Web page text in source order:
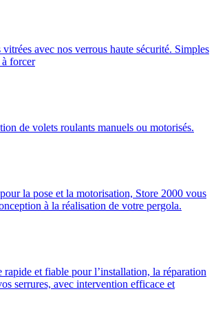
avec nos verrous haute sécurité. Simples
à forcer
de volets roulants manuels ou motorisés.
la pose et la motorisation, Store 2000 vous
à la réalisation de votre pergola.
rapide et fiable pour l’installation, la réparation
serrures, avec intervention efficace et